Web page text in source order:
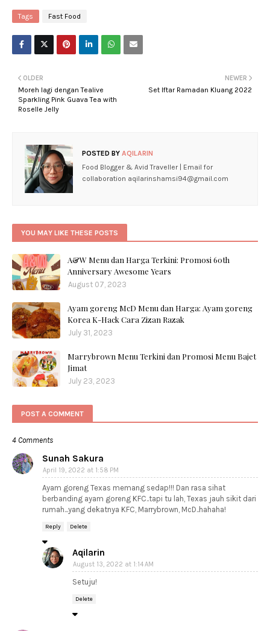
Tags Fast Food
NEWER
Set Iftar Ramadan Kluang 2022
OLDER
Moreh lagi dengan Tealive
Sparkling Pink Guava Tea with
Roselle Jelly
POSTED BY AQILARIN
Food Blogger & Avid Traveller | Email for
collaboration aqilarinshamsi94@gmail.com
YOU MAY LIKE THESE POSTS
A&W Menu dan Harga Terkini: Promosi 60th
Anniversary Awesome Years
August 07, 2023
Ayam goreng McD Menu dan Harga: Ayam goreng
Korea K-Hack Cara Zizan Razak
July 31, 2023
Marrybrown Menu Terkini dan Promosi Menu Bajet
Jimat
July 23, 2023
POST A COMMENT
4 Comments
Sunah Sakura
April 19, 2022 at 1:58 PM
Ayam goreng Texas memang sedap!!! Dan rasa sihat
berbanding ayam goreng KFC..tapi tu lah, Texas jauh sikit dari
rumah...yang dekatnya KFC, Marrybrown, McD..hahaha!
Reply Delete
Aqilarin
August 13, 2022 at 1:14 AM
Setuju!
Delete